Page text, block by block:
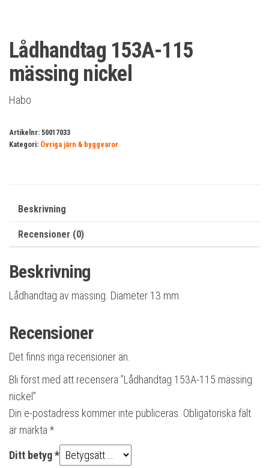
Lådhandtag 153A-115
mässing nickel
Habo
Artikelnr: 50017033
Kategori: Övriga järn & byggvaror
Beskrivning
Recensioner (0)
Beskrivning
Lådhandtag av mässing. Diameter 13 mm.
Recensioner
Det finns inga recensioner än.
Bli först med att recensera ”Lådhandtag 153A-115 mässing
nickel”
Din e-postadress kommer inte publiceras. Obligatoriska fält
är märkta *
Ditt betyg*